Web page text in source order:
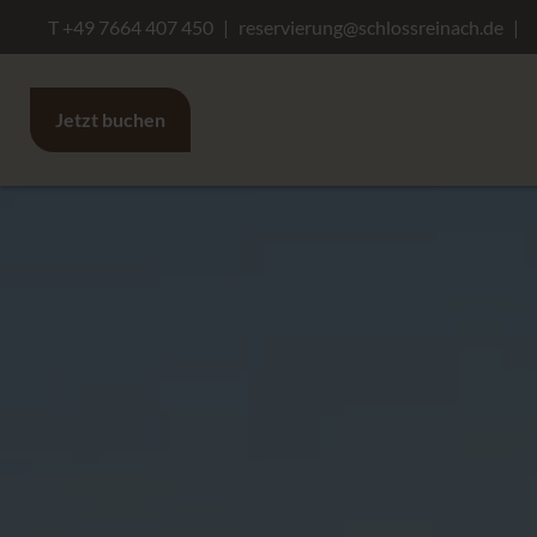
T +49 7664 407 450 reservierung@schlossreinach.de
Jetzt buchen